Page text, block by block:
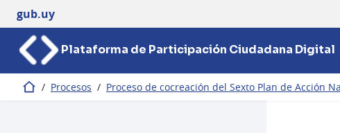
gub.uy
Plataforma de Participación Ciudadana Digital
Inicio / Procesos / Proceso de cocreación del Sexto Plan de Acción